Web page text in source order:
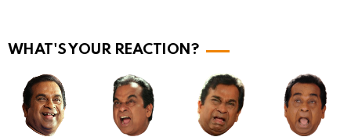
WHAT'S YOUR REACTION?